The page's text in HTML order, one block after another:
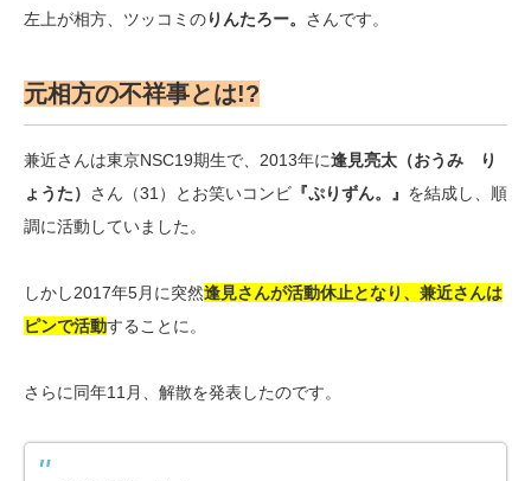
左上が相方、ツッコミのりんたろー。 さんです。
元相方の不祥事とは!?
兼近さんは東京NSC19期生で、2013年に逢見亮太（おうみ り
ょうた） さん（31）とお笑いコンビ 『ぷりずん。』 を結成し、順
調に活動していました。
しかし2017年5月に突然逢見さんが活動休止となり、兼近さんは
ピンで活動することに。
さらに同年11月、解散を発表したのです。